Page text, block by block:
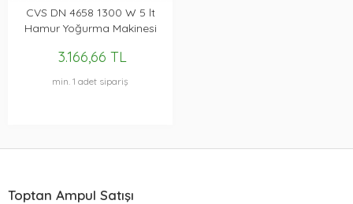
CVS DN 4658 1300 W 5 lt
Hamur Yoğurma Makinesi
3.166,66 TL
min. 1 adet sipariş
Toptan Ampul Satışı